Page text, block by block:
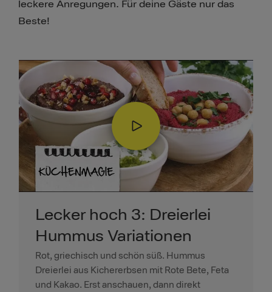
leckere Anregungen. Für deine Gäste nur das
Beste!
Lecker hoch 3: Dreierlei
Hummus Variationen
Rot, griechisch und schön süß. Hummus
Dreierlei aus Kichererbsen mit Rote Bete, Feta
und Kakao. Erst anschauen, dann direkt